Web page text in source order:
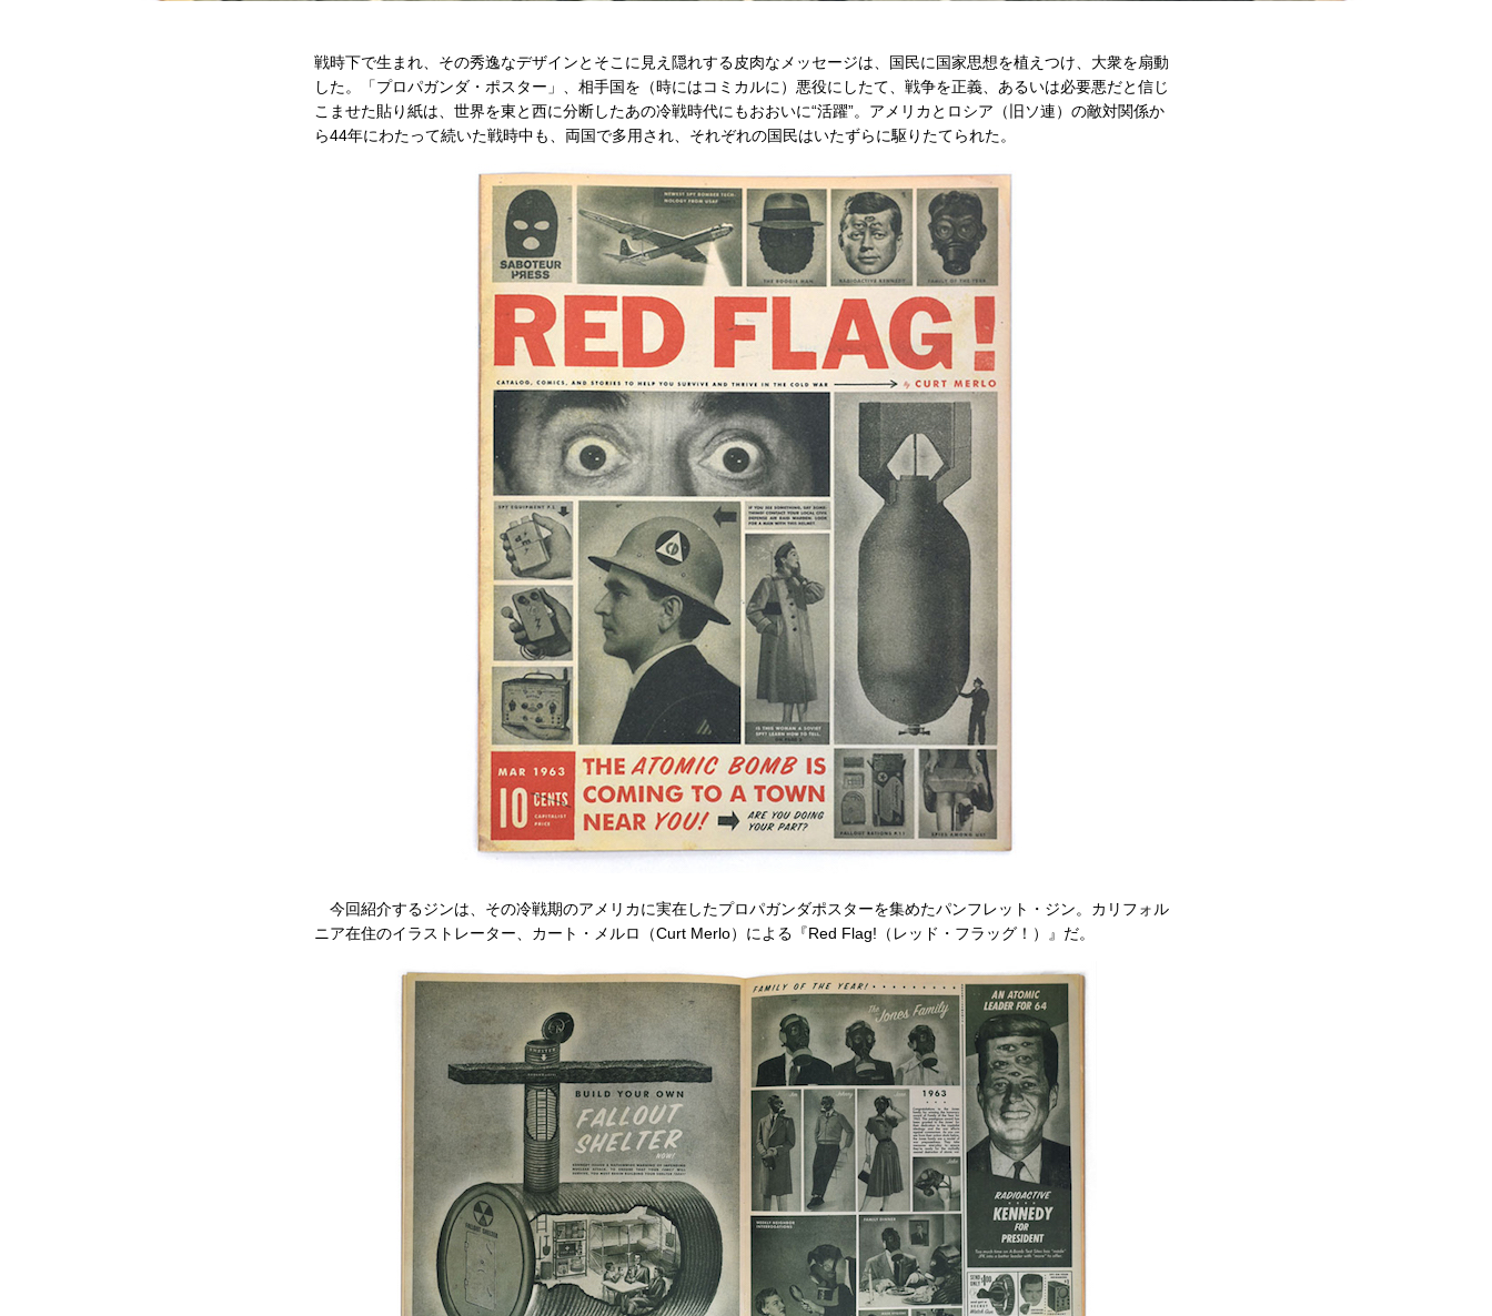
戦時下で生まれ、その秀逸なデザインとそこに見え隠れする皮肉なメッセージは、国民に国家思想を植えつけ、大衆を扇動
した。「プロパガンダ・ポスター」、相手国を（時にはコミカルに）悪役にしたて、戦争を正義、あるいは必要悪だと信じ
こませた貼り紙は、世界を東と西に分断したあの冷戦時代にもおおいに“活躍”。アメリカとロシア（旧ソ連）の敵対関係か
ら44年にわたって続いた戦時中も、両国で多用され、それぞれの国民はいたずらに駆りたてられた。
今回紹介するジンは、その冷戦期のアメリカに実在したプロパガンダポスターを集めたパンフレット・ジン。カリフォル
ニア在住のイラストレーター、カート・メルロ（Curt Merlo）による『Red Flag!（レッド・フラッグ！）』だ。